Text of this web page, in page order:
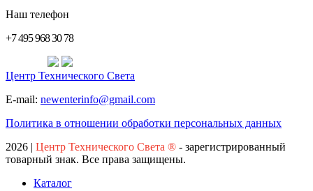
Наш телефон
+7 495 968 30 78
Центр Технического Света
E-mail: newenterinfo@gmail.com
Политика в отношении обработки персональных данных
2026 | Центр Технического Света ® - зарегистрированный
товарный знак. Все права защищены.
Каталог